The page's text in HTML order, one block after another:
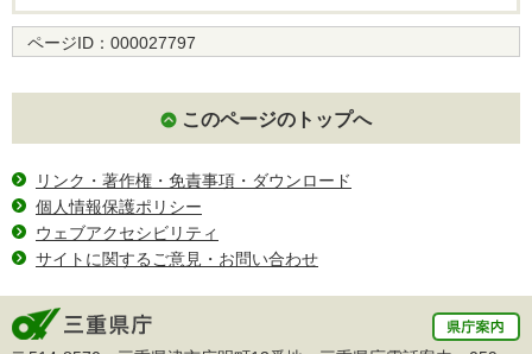
ページID： 000027797
このページのトップへ
リンク・著作権・免責事項・ダウンロード
個人情報保護ポリシー
ウェブアクセシビリティ
サイトに関するご意見・お問い合わせ